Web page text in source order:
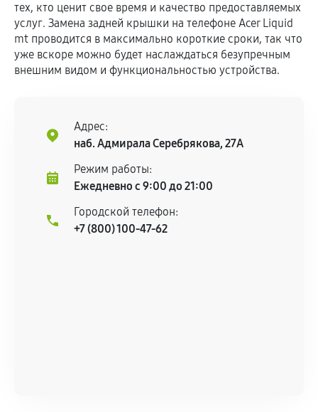
тех, кто ценит свое время и качество предоставляемых
услуг. Замена задней крышки на телефоне Acer Liquid
mt проводится в максимально короткие сроки, так что
уже вскоре можно будет наслаждаться безупречным
внешним видом и функциональностью устройства.
Адрес:
наб. Адмирала Серебрякова, 27А
Режим работы:
Ежедневно с 9:00 до 21:00
Городской телефон:
+7 (800) 100-47-62